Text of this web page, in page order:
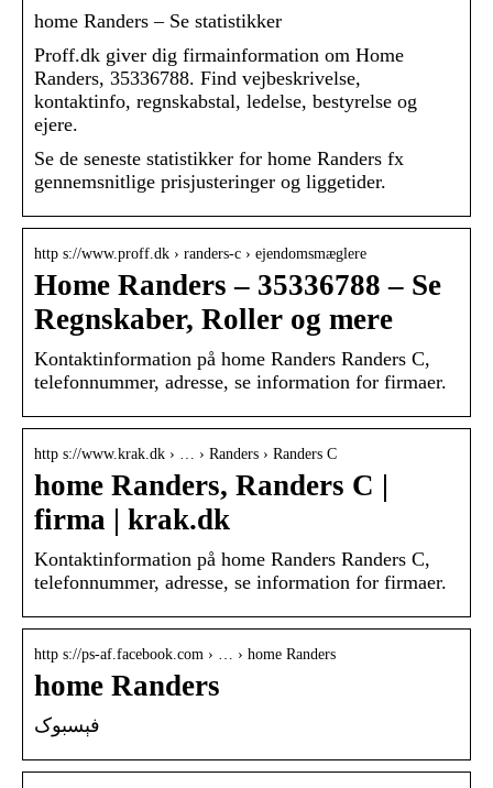
home Randers – Se statistikker
Proff.dk giver dig firmainformation om Home
Randers, 35336788. Find vejbeskrivelse,
kontaktinfo, regnskabstal, ledelse, bestyrelse og
ejere.
Se de seneste statistikker for home Randers fx
gennemsnitlige prisjusteringer og liggetider.
http s://www.proff.dk › randers-c › ejendomsmæglere
Home Randers – 35336788 – Se
Regnskaber, Roller og mere
Kontaktinformation på home Randers Randers C,
telefonnummer, adresse, se information for firmaer.
http s://www.krak.dk › … › Randers › Randers C
home Randers, Randers C |
firma | krak.dk
Kontaktinformation på home Randers Randers C,
telefonnummer, adresse, se information for firmaer.
http s://ps-af.facebook.com › … › home Randers
home Randers
فېسبوک